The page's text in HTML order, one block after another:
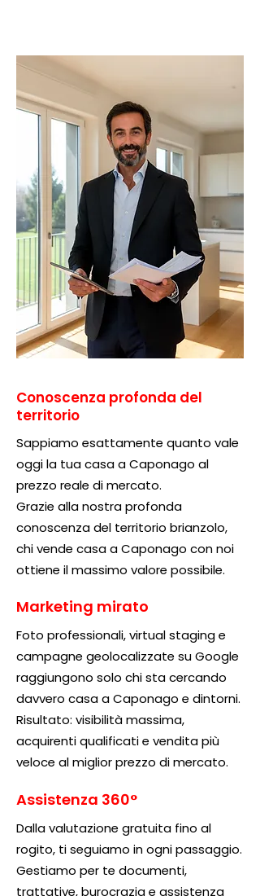
Conoscenza profonda del
territorio
Sappiamo esattamente quanto vale
oggi la tua casa a Caponago al
prezzo reale di mercato.
Grazie alla nostra profonda
conoscenza del territorio brianzolo,
chi vende casa a Caponago con noi
ottiene il massimo valore possibile.
Marketing mirato
Foto professionali, virtual staging e
campagne geolocalizzate su Google
raggiungono solo chi sta cercando
davvero casa a Caponago e dintorni.
Risultato: visibilità massima,
acquirenti qualificati e vendita più
veloce al miglior prezzo di mercato.
Assistenza 360°
Dalla valutazione gratuita fino al
rogito, ti seguiamo in ogni passaggio.
Gestiamo per te documenti,
trattative, burocrazia e assistenza